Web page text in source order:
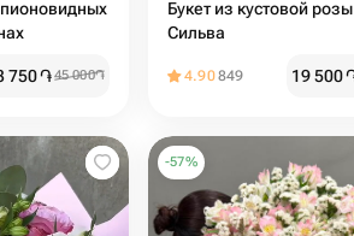
750֏45 000֏
Букет из кустовой
Сильва
4.90849 19 500
-57%